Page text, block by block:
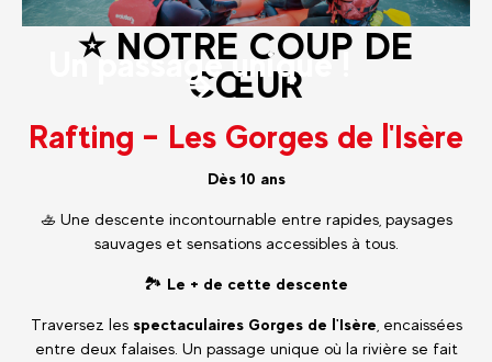
⭐ NOTRE COUP DE
CŒUR
Rafting – Les Gorges de l'Isère
Dès 10 ans
🚣 Une descente incontournable entre rapides, paysages
sauvages et sensations accessibles à tous.
🏞️ Le + de cette descente
Traversez les spectaculaires Gorges de l'Isère , encaissées
entre deux falaises. Un passage unique où la rivière se fait
Un passage unique !